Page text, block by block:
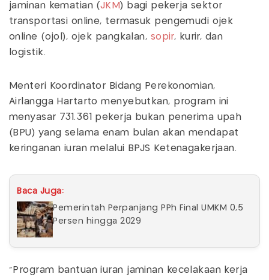
jaminan kematian (JKM ) bagi pekerja sektor
transportasi online, termasuk pengemudi ojek
online (ojol), ojek pangkalan, sopir, kurir, dan
logistik.
Menteri Koordinator Bidang Perekonomian,
Airlangga Hartarto menyebutkan, program ini
menyasar 731.361 pekerja bukan penerima upah
(BPU) yang selama enam bulan akan mendapat
keringanan iuran melalui BPJS Ketenagakerjaan.
Baca Juga:
Pemerintah Perpanjang PPh Final UMKM 0,5
Persen hingga 2029
“Program bantuan iuran jaminan kecelakaan kerja